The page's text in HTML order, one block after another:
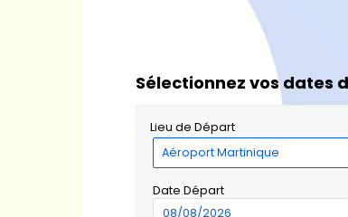
Sélectionnez vos dates
Lieu de Départ
Date Départ